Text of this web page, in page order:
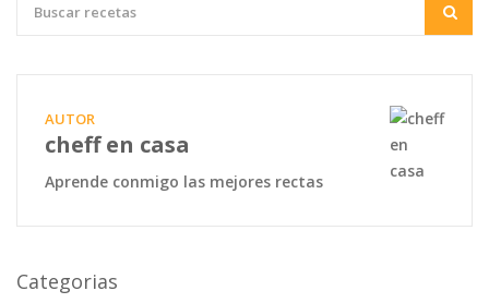
AUTOR
cheff en casa
Aprende conmigo las mejores rectas
Categorias